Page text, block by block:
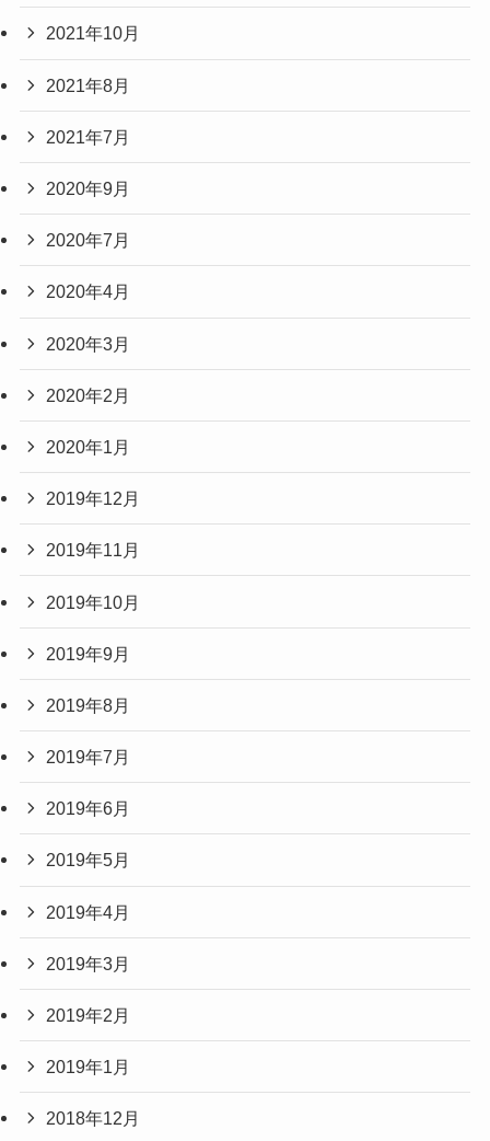
2021年10月
2021年8月
2021年7月
2020年9月
2020年7月
2020年4月
2020年3月
2020年2月
2020年1月
2019年12月
2019年11月
2019年10月
2019年9月
2019年8月
2019年7月
2019年6月
2019年5月
2019年4月
2019年3月
2019年2月
2019年1月
2018年12月